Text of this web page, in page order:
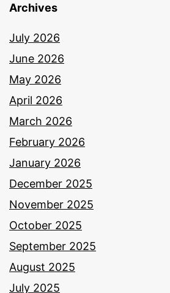
Archives
July 2026
June 2026
May 2026
April 2026
March 2026
February 2026
January 2026
December 2025
November 2025
October 2025
September 2025
August 2025
July 2025